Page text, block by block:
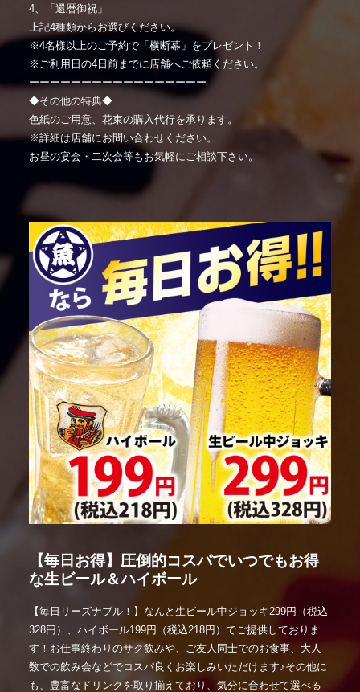
4、「還暦御祝」
上記4種類からお選びください。
※4名様以上のご予約で「横断幕」をプレゼント！
※ご利用日の4日前までに店舗へご依頼ください。
ーーーーーーーーーーーーーーーーー
◆その他の特典◆
色紙のご用意、花束の購入代行を承ります。
※詳細は店舗にお問い合わせください。
お昼の宴会・二次会等もお気軽にご相談下さい。
【毎日お得】圧倒的コスパでいつでもお得
な生ビール＆ハイボール
【毎日リーズナブル！】なんと生ビール中ジョッキ299円（税込
328円）、ハイボール199円（税込218円）でご提供しておりま
す！お仕事終わりのサク飲みや、ご友人同士でのお食事、大人
数での飲み会などでコスパ良くお楽しみいただけます♪その他に
も、豊富なドリンクを取り揃えており、気分に合わせて選べる